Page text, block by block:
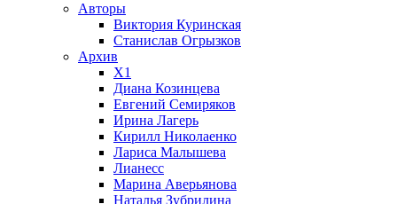
Авторы
Виктория Куринская
Станислав Огрызков
Архив
X1
Диана Козинцева
Евгений Семиряков
Ирина Лагерь
Кирилл Николаенко
Лариса Малышева
Лианесс
Марина Аверьянова
Наталья Зубрилина